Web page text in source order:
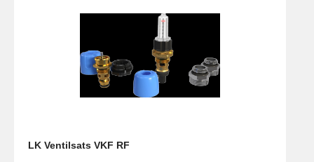
LK Ventilsats VKF RF